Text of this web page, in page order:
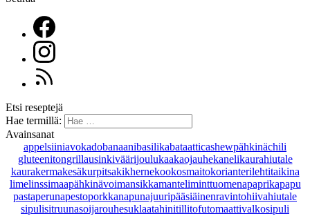
Etsi reseptejä
Hae termillä:
Avainsanat
appelsiiniavokadobanaanibasilikabataatticashewpähkinächili
gluteenitongrillausinkiväärijoulukaakaojauhekanelikaurahiutale
kaurakermakesäkurpitsakikhernekookosmaitokorianterilehtitaikina
limelinssimaapähkinävoimansikkamanteliminttuomenapaprikapapu
pastaperunapestoporkkanapunajuuripääsiäinenravintohiivahiutale
sipulisitruunasoijarouhesuklaatahinitillitofutomaattivalkosipuli